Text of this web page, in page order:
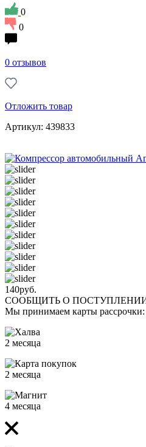
0
0
0 отзывов
Отложить товар
Артикул: 439833
140руб.
СООБЩИТЬ О
Мы принимаем карты рассрочки:
2 месяца
2 месяца
4 месяца